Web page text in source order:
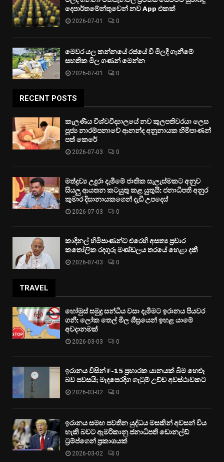
දෙපාර්තමේන්තුවෙන් නව App එකක්
2026-07-01 0
මෙවර යල කන්නයේ රජයේ වී මිලදී ගැනීමේ
සහතික මිල ගණන් මෙන්න
2026-07-01 0
RECENT POSTS
කැලණිය විශ්වවිද්‍යාලයේ නව කුලපතිවරයා ලෙස
පූජ්‍ය නාරම්පනාවේ ආනන්ද අනුනායක හිමිපාණන්
පත් කෙරේ
2026-07-03 0
මත්ද්‍රව්‍ය උදුරා දැමීමේ ජාතික සැලැස්මකට අනුව
සියලු ආයතන කටයුතු කළ යුතුයි: ජනාධිපති අනුර
කුමාර දිසානායකගෙන් දැඩි උපදෙස්
2026-07-03 0
කාදිනල් හිමිපාණන්ට එරෙහි අසත්‍ය ප්‍රචාර
කතෝලික රදගුරු මණ්ඩලය තරයේ හෙළා දකී
2026-07-03 0
TRAVEL
හෝමුස් සමුද්‍ර සන්ධිය වසා දැමීමට ඉරානය පියවර
ගනී: ලෝක තෙල් මිල ශීඝ්‍රයෙන් ඉහළ යාමේ
අවදානමක්
2026-03-03 0
ඉරානය විසින් F-15 ප්‍රහාරක යානයක් බිම හෙළූ
බව පවසයි; මැදපෙරදිග ගැටුම් උච්ච අවස්ථාවකට
2026-03-02 0
ඉරානය සමඟ පවතින යුද්ධය මසකින් අවසන් විය
හැකි බවට ඇමරිකානු ජනාධිපති ඩොනල්ඩ්
ට්‍රම්ප්ගෙන් ප්‍රකාශයක්
2026-03-02 0